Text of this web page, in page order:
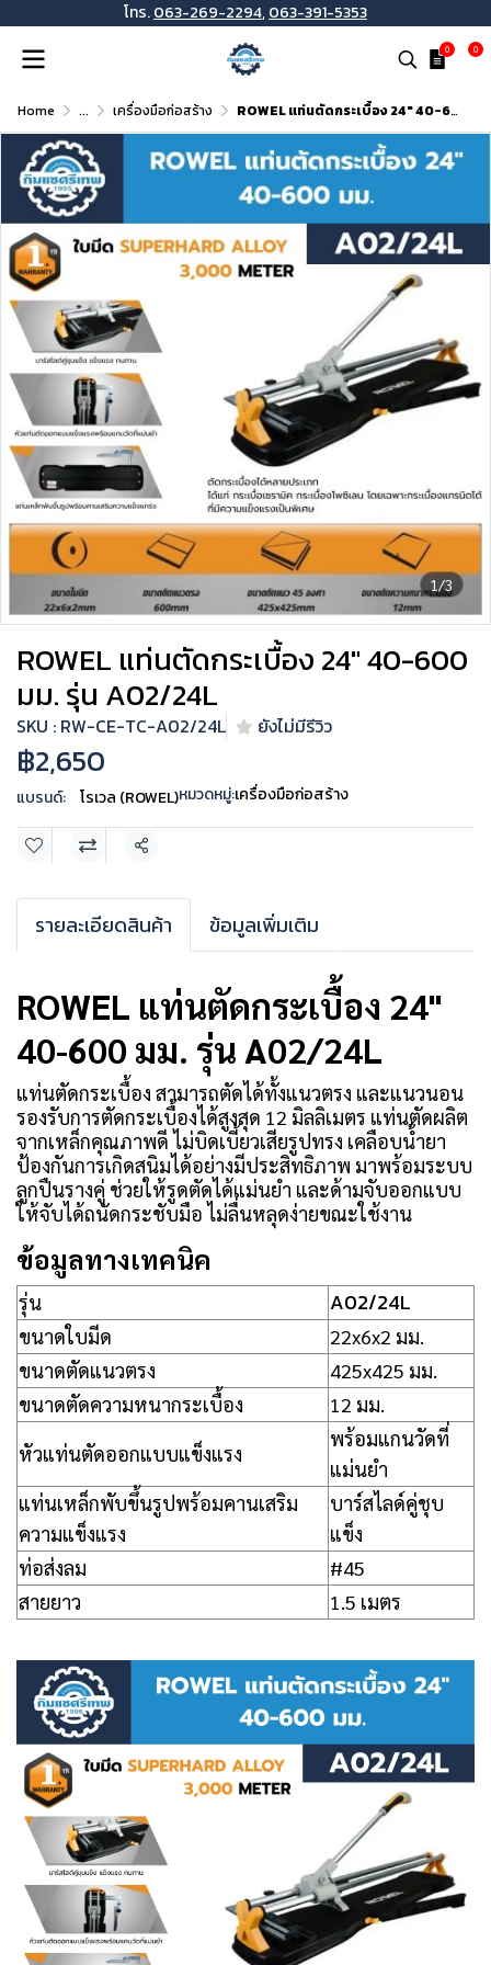
โทร.063-269-2294,063-391-5353
0 0
Home ... เครื่องมือก่อสร้าง ROWEL แท่นตัดกระเบื้อง 24" 40-600 มม. รุ่น A02/24L
1/3
ROWEL แท่นตัดกระเบื้อง 24" 40-600
มม. รุ่น A02/24L
SKU : RW-CE-TC-A02/24L ยังไม่มีรีวิว
฿2,650
แบรนด์: โรเวล (ROWEL)หมวดหมู่:เครื่องมือก่อสร้าง
แชร์
รายละเอียดสินค้า ข้อมูลเพิ่มเติม
ROWEL แท่นตัดกระเบื้อง 24"
40-600 มม. รุ่น A02/24L
แท่นตัดกระเบื้อง สามารถตัดได้ทั้งแนวตรง และแนวนอน
รองรับการตัดกระเบื้องได้สูงสุด 12 มิลลิเมตร แท่นตัดผลิต
จากเหล็กคุณภาพดี ไม่บิดเบี้ยวเสียรูปทรง เคลือบน้ำยา
ป้องกันการเกิดสนิมได้อย่างมีประสิทธิภาพ มาพร้อมระบบ
ลูกปืนรางคู่ ช่วยให้รูดตัดได้แม่นยำ และด้ามจับออกแบบ
ให้จับได้ถนัดกระชับมือ ไม่ลื่นหลุดง่ายขณะใช้งาน
ข้อมูลทางเทคนิค
รุ่น A02/24L
ขนาดใบมีด
22x6x2 มม.
ขนาดตัดแนวตรง
425x425 มม.
ขนาดตัดความหนากระเบื้อง
12 มม.
หัวแท่นตัดออกแบบแข็งแรง
พร้อมแกนวัดที่
แม่นยำ
แท่นเหล็กพับขึ้นรูปพร้อมคานเสริม
ความแข็งแรง
บาร์สไลด์คู่ชุบ
แข็ง
ท่อส่งลม
#45
สายยาว
1.5 เมตร